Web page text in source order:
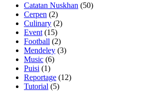
Catatan Nuskhan (50)
Cerpen (2)
Culinary (2)
Event (15)
Football (2)
Mendeley (3)
Music (6)
Puisi (1)
Reportage (12)
Tutorial (5)